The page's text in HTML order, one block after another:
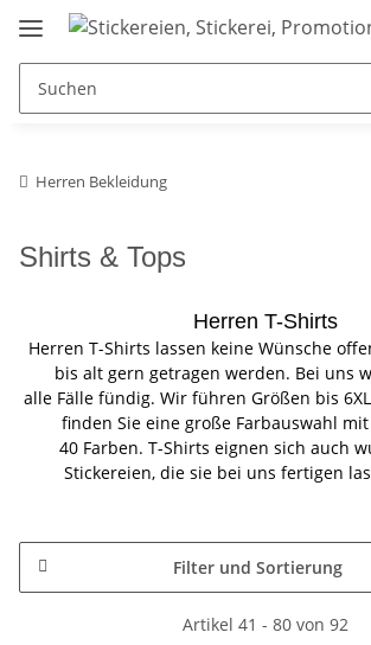
Herren Bekleidung
Shirts & Tops
Herren T-Shirts
Herren T-Shirts lassen keine Wünsche
bis alt gern getragen werden. Bei uns
alle Fälle fündig. Wir führen Größen bis
finden Sie eine große Farbauswahl
40 Farben. T-Shirts eignen sich auch
Stickereien, die sie bei uns fertigen
Filter und Sortierung
Artikel 41 - 80 von 92